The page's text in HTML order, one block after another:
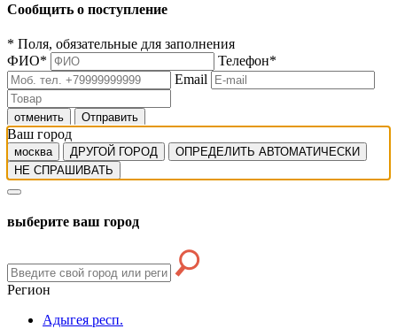
Сообщить о поступление
* Поля, обязательные для заполнения
ФИО* Телефон*
Email
отменить Отправить
Ваш город
москва ДРУГОЙ ГОРОД
ОПРЕДЕЛИТЬ АВТОМАТИЧЕСКИ
НЕ СПРАШИВАТЬ
выберите ваш город
Регион
Адыгея респ.